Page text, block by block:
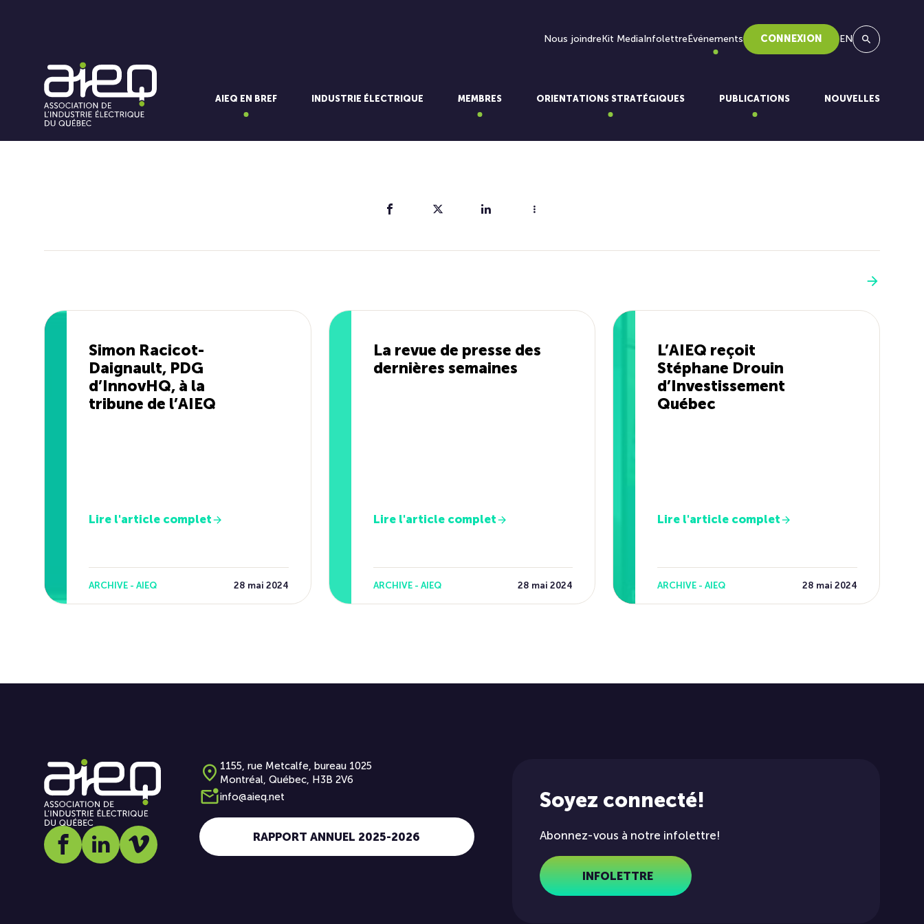
Nous joindreKit MediaInfolettreÉvénements CONNEXION EN
AIEQ EN BREF INDUSTRIE ÉLECTRIQUE MEMBRES ORIENTATIONS STRATÉGIQUES PUBLICATIONS NOUVELLES
Simon Racicot-
Daignault, PDG
d’InnovHQ, à la
tribune de l’AIEQ
Lire l'article complet
ARCHIVE - AIEQ 28 mai 2024
La revue de presse des
dernières semaines
Lire l'article complet
ARCHIVE - AIEQ 28 mai 2024
L’AIEQ reçoit
Stéphane Drouin
d’Investissement
Québec
Lire l'article complet
ARCHIVE - AIEQ 28 mai 2024
Social media link icon-facebook
Social media link icon-linkedin
Social media link icon-vimeo
1155, rue Metcalfe, bureau 1025
Montréal, Québec, H3B 2V6
info@aieq.net
RAPPORT ANNUEL 2025-2026
Soyez connecté!
Abonnez-vous à notre infolettre!
INFOLETTRE